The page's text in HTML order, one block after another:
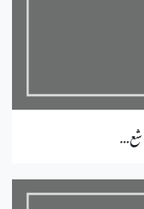
شع...